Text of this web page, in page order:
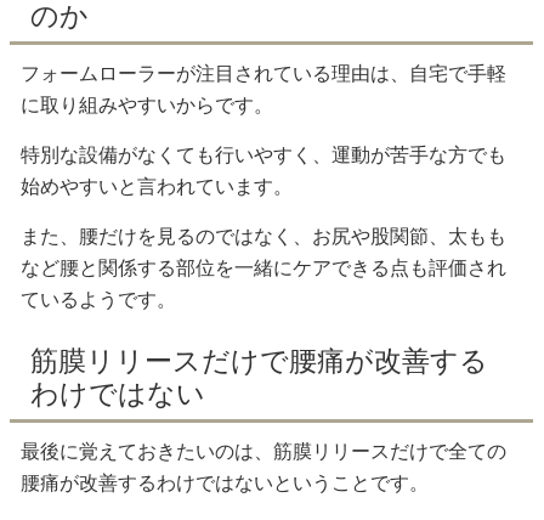
のか
フォームローラーが注目されている理由は、自宅で手軽
に取り組みやすいからです。
特別な設備がなくても行いやすく、運動が苦手な方でも
始めやすいと言われています。
また、腰だけを見るのではなく、お尻や股関節、太もも
など腰と関係する部位を一緒にケアできる点も評価され
ているようです。
筋膜リリースだけで腰痛が改善する
わけではない
最後に覚えておきたいのは、筋膜リリースだけで全ての
腰痛が改善するわけではないということです。